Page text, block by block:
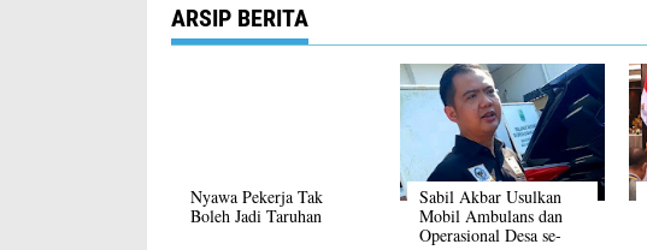
ARSIP BERITA
Nyawa Pekerja Tak
Boleh Jadi Taruhan
Sabil Akbar Usulkan
Mobil Ambulans dan
Operasional Desa se-